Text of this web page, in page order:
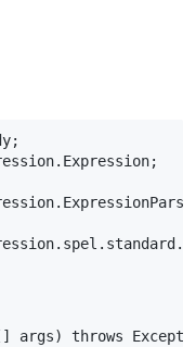
;
. Expression;
.
. spel . standard .
args) throws